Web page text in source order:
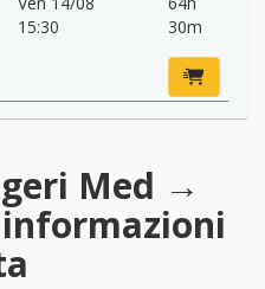
15:30
30m
Med →